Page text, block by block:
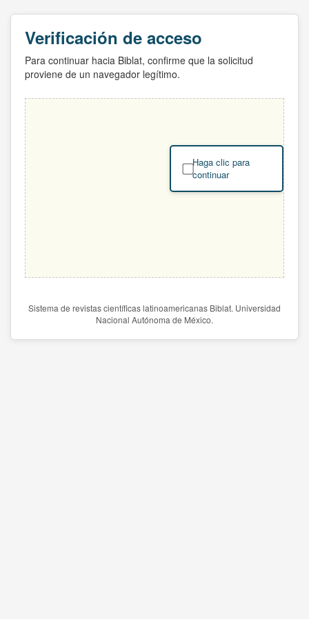
Verificación de acceso
Para continuar hacia Biblat, confirme que la solicitud
proviene de un navegador legítimo.
Haga clic para
continuar
Sistema de revistas científicas latinoamericanas Biblat. Universidad
Nacional Autónoma de México.